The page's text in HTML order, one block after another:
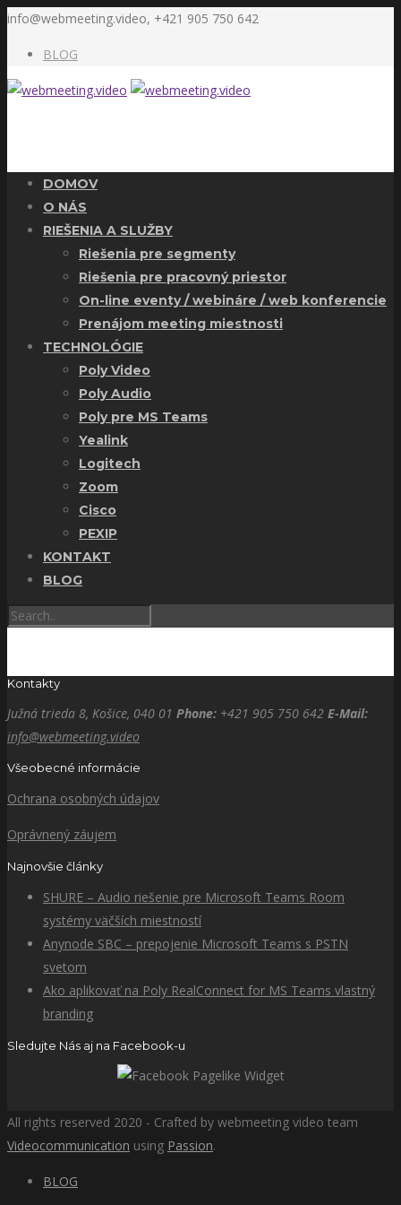
info@webmeeting.video, +421 905 750 642
BLOG
DOMOV
O NÁS
RIEŠENIA A SLUŽBY
Riešenia pre segmenty
Riešenia pre pracovný priestor
On-line eventy / webináre / web konferencie
Prenájom meeting miestnosti
TECHNOLÓGIE
Poly Video
Poly Audio
Poly pre MS Teams
Yealink
Logitech
Zoom
Cisco
PEXIP
KONTAKT
BLOG
Kontakty
Južná trieda 8, Košice, 040 01 Phone: +421 905 750 642 E-Mail:
info@webmeeting.video
Všeobecné informácie
Ochrana osobných údajov
Oprávnený záujem
Najnovšie články
SHURE – Audio riešenie pre Microsoft Teams Room
systémy väčších miestností
Anynode SBC – prepojenie Microsoft Teams s PSTN
svetom
Ako aplikovať na Poly RealConnect for MS Teams vlastný
branding
Sledujte Nás aj na Facebook-u
All rights reserved 2020 - Crafted by webmeeting video team
Videocommunication using Passion.
BLOG